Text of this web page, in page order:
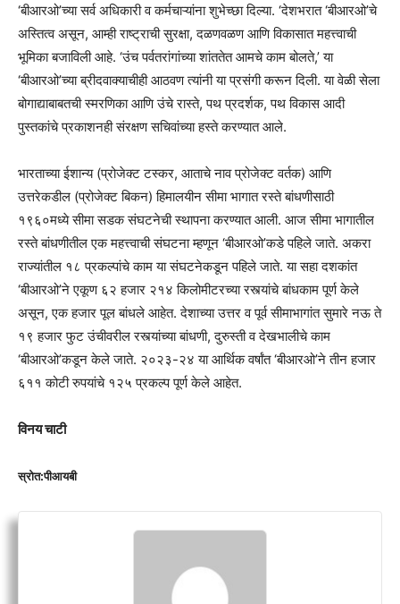
‘बीआरओ’च्या सर्व अधिकारी व कर्मचाऱ्यांना शुभेच्छा दिल्या. ‘देशभरात ‘बीआरओ’चे
अस्तित्व असून, आम्ही राष्ट्राची सुरक्षा, दळणवळण आणि विकासात महत्त्वाची
भूमिका बजाविली आहे. ‘उंच पर्वतरांगांच्या शांततेत आमचे काम बोलते,’ या
‘बीआरओ’च्या ब्रीदवाक्याचीही आठवण त्यांनी या प्रसंगी करून दिली. या वेळी सेला
बोगाद्याबाबतची स्मरणिका आणि उंचे रास्ते, पथ प्रदर्शक, पथ विकास आदी
पुस्तकांचे प्रकाशनही संरक्षण सचिवांच्या हस्ते करण्यात आले.
भारताच्या ईशान्य (प्रोजेक्ट टस्कर, आताचे नाव प्रोजेक्ट वर्तक) आणि
उत्तरेकडील (प्रोजेक्ट बिकन) हिमालयीन सीमा भागात रस्ते बांधणीसाठी
१९६०मध्ये सीमा सडक संघटनेची स्थापना करण्यात आली. आज सीमा भागातील
रस्ते बांधणीतील एक महत्त्वाची संघटना म्हणून ‘बीआरओ’कडे पहिले जाते. अकरा
राज्यांतील १८ प्रकल्पांचे काम या संघटनेकडून पहिले जाते. या सहा दशकांत
‘बीआरओ’ने एकूण ६२ हजार २१४ किलोमीटरच्या रस्त्यांचे बांधकाम पूर्ण केले
असून, एक हजार पूल बांधले आहेत. देशाच्या उत्तर व पूर्व सीमाभागांत सुमारे नऊ ते
१९ हजार फुट उंचीवरील रस्त्यांच्या बांधणी, दुरुस्ती व देखभालीचे काम
‘बीआरओ’कडून केले जाते. २०२३-२४ या आर्थिक वर्षांत ‘बीआरओ’ने तीन हजार
६११ कोटी रुपयांचे १२५ प्रकल्प पूर्ण केले आहेत.
विनय चाटी
स्रोत:पीआयबी